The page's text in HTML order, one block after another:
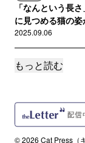
「なんという長
に見つめる猫の
2025.09.06
誰でも
2025.09.03
もっと読む
© 2026 Cat Press（